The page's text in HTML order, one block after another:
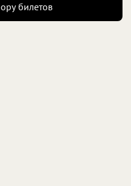
билетов